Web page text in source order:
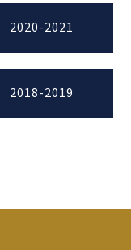
2020-2021
2018-2019